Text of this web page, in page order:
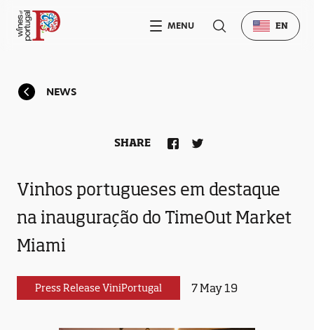
NEWS
Vinhos portugueses em destaque
na inauguração do TimeOut Market
Miami
Press Release ViniPortugal 7 May 19
SHARE
MENU EN